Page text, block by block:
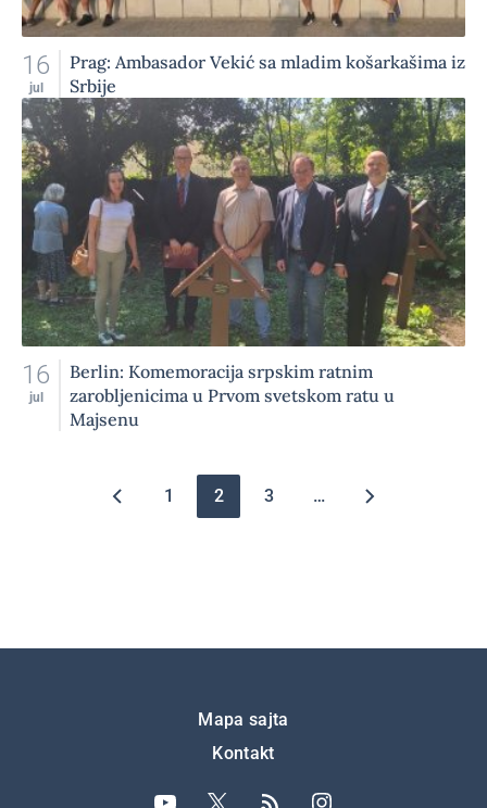
16
jul
Prag: Ambasador Vekić sa mladim košarkašima iz
Srbije
16
jul
Berlin: Komemoracija srpskim ratnim
zarobljenicima u Prvom svetskom ratu u
Majsenu
Pagination
1 2 3 …
Mapa sajta
Kontakt